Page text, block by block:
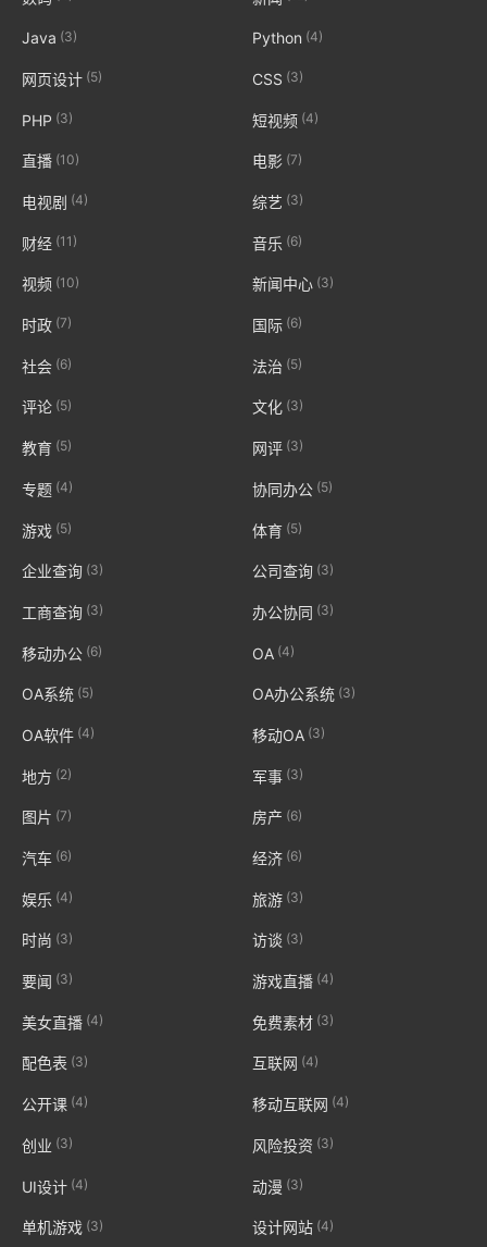
Java (3) Python (4)
网页设计 (5) CSS (3)
PHP (3) 短视频(4)
直播 (10) 电影 (7)
电视剧 (4) 综艺 (3)
财经 (11) 音乐 (6)
视频 (10) 新闻中心 (3)
时政 (7) 国际(6)
社会 (6) 法治 (5)
评论 (5) 文化 (3)
教育 (5) 网评(3)
专题 (4) 协同办公(5)
游戏 (5) 体育(5)
企业查询 (3) 公司查询(3)
工商查询 (3) 办公协同 (3)
移动办公 (6) OA (4)
OA系统 (5) OA办公系统(3)
OA软件 (4) 移动OA (3)
地方 (2) 军事 (3)
图片 (7) 房产 (6)
汽车 (6) 经济(6)
娱乐 (4) 旅游(3)
时尚 (3) 访谈 (3)
要闻 (3) 游戏直播(4)
美女直播 (4) 免费素材(3)
配色表 (3) 互联网 (4)
公开课 (4) 移动互联网 (4)
创业 (3) 风险投资 (3)
UI设计 (4) 动漫 (3)
单机游戏 (3) 设计网站(4)